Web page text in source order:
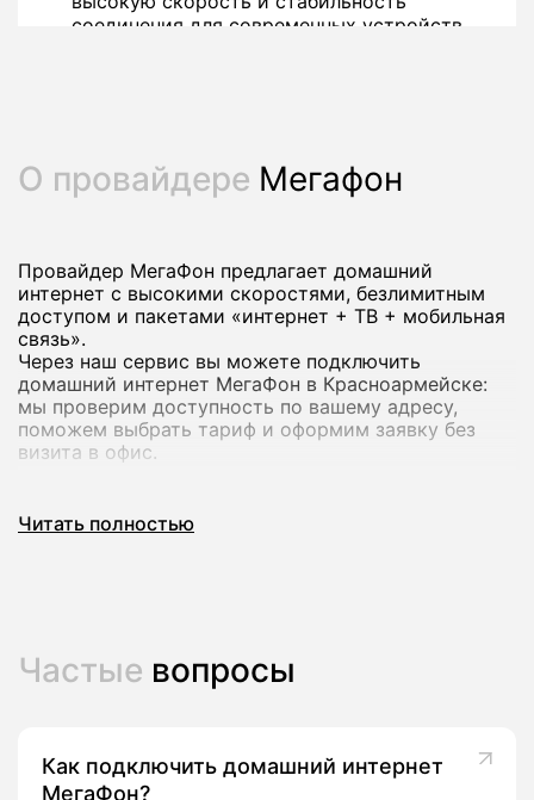
соединения для современных устройств.
О провайдере Мегафон
Провайдер МегаФон предлагает домашний
интернет с высокими скоростями, безлимитным
доступом и пакетами «интернет + ТВ + мобильная
связь».
Через наш сервис вы можете подключить
домашний интернет МегаФон в Красноармейске:
мы проверим доступность по вашему адресу,
поможем выбрать тариф и оформим заявку без
визита в офис.
Почему стоит подключить домашний
высоком качестве на нескольких устройствах
комплексные предложения с ТВ‑каналами и
пакетами мобильной связи.
Читать полностью
Частые вопросы
Как подключить домашний интернет
МегаФон?